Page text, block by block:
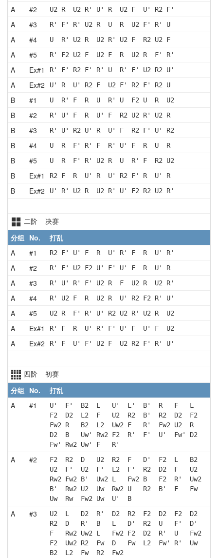
A #2 U2 R  U2 R' U' R  U2 F  U' R2 F'
A #3 R' F' R' U2 R  U  R  U2 F' R' U
A #4 U  R' U2 R  U2 R' U2 F  R2 U2 F
A #5 R' F2 U2 F  U2 F  R  U2 R  F' R'
A Ex#1 R' F' R2 F' R' U  R' F' U2 R2 U'
A Ex#2 U' R  U' R2 F  U2 F' R2 F' R2 U
B #1 U  R' F  R  U  R' U  F2 U  R  U2
B #2 R' U' F  R  U' F  R2 U2 R' U2 R
B #3 R' U' R2 U' R  U' F  R2 F' U' R2
B #4 U  R  F' R' F  R' U' F  R  U  R
B #5 U  R  F' R' U2 R  U  R' F  R2 U2
B Ex#1 R2 F  R  U' R  U' R2 F' R  U' R
B Ex#2 U' R' U2 R  U2 R' U' F2 R2 U2 R'
二阶 决赛
分组 No.
打乱
A
#1 R2 F' U' F  R  U' R' F  R  U' R'
A #2 R' F' U2 F2 U' F' U' F  R  U' R
A #3 R' U' R' F' U2 R  F  U2 R  U2 R'
A #4 R' U2 F  R  U2 R  U' R2 F2 R' U'
A #5 U2 R  F' R' U' R2 U2 R' U2 R  U2
A Ex#1 R' F  R  U' R' F' U' F  U' F  U2
A Ex#2 R' F  U' F' U2 F  U2 R2 F' R' U'
四阶 初赛
分组 No.
打乱
A
#1
U'  F'  B2  L   U'  L'  B'  R   F   L
F2  D2  L2  F   U2  R2  B'  R2  D2  F2
Fw2 R   B2  L2  Uw2 F   R'  Fw2 U2  R
D2  B   Uw' Rw2 F2  R'  F'  U'  Fw' D2
Fw' Rw2 Uw' F   R'
A #2
F2  R2  D   U2  R2  F   D'  F2  L   B2
U2  F'  U2  F'  L2  F'  R2  D2  F   U2
Rw2 Fw2 B'  Uw2 L   Fw2 B   F2  R'  Uw2
B'  Rw2 U2  Uw  Rw2 U   R2  B'  F   Fw
Uw  Rw  Fw2 Uw  U'  B
A #3
U2  L   D2  R'  D2  R2  F2  D2  F2  D2
R2  D   R'  B   L   D'  R2  U   F'  D'
F   Rw2 Uw2 L   Fw2 F2  D2  R'  U   Fw2
F2  Uw2 R2  Fw  D   Fw  L2  Fw' R'  Uw
B2  L2  Fw  R2  Fw2